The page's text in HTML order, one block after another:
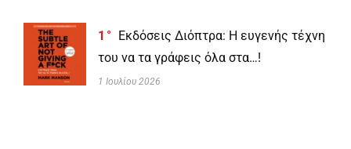
1
Εκδόσεις Διόπτρα: Η ευγενής τέχνη
του να τα γράφεις όλα στα…!
1 Ιουλίου 2026